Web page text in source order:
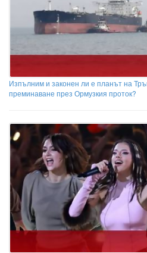
Изпълним и законен ли е планът на
преминаване през Ормузкия проток?